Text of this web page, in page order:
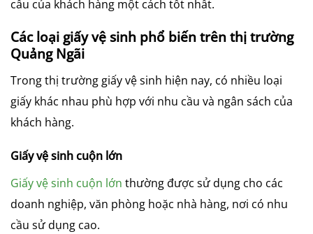
cầu của khách hàng một cách tốt nhất.
Các loại giấy vệ sinh phổ biến trên thị trường
Quảng Ngãi
Trong thị trường giấy vệ sinh hiện nay, có nhiều loại
giấy khác nhau phù hợp với nhu cầu và ngân sách của
khách hàng.
Giấy vệ sinh cuộn lớn
Giấy vệ sinh cuộn lớn thường được sử dụng cho các
doanh nghiệp, văn phòng hoặc nhà hàng, nơi có nhu
cầu sử dụng cao.